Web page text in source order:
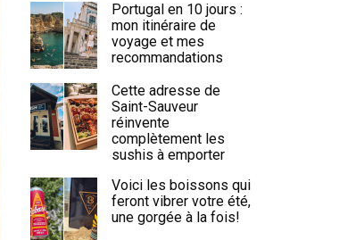
Portugal en 10 jours :
mon itinéraire de
voyage et mes
recommandations
Cette adresse de
Saint-Sauveur
réinvente
complètement les
sushis à emporter
Voici les boissons qui
feront vibrer votre été,
une gorgée à la fois!